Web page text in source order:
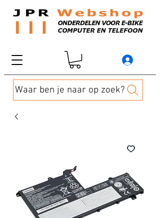
Waar ben je naar op zoek?